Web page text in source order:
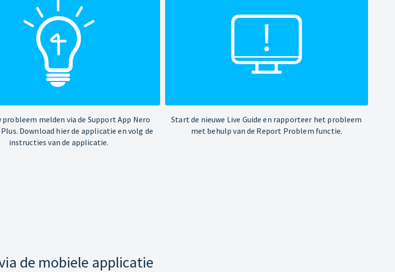
probleem melden via de Support App Nero
Download hier de applicatie en volg de
instructies van de applicatie.
Start de nieuwe Live Guide en rapporteer het probleem
met behulp van de Report Problem functie.
de mobiele applicatie